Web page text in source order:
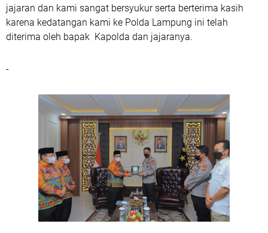
jajaran dan kami sangat bersyukur serta berterima kasih
karena kedatangan kami ke Polda Lampung ini telah
diterima oleh bapak Kapolda dan jajaranya.
-